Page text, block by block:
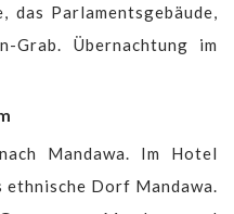
das Parlamentsgebäude,
Grab. Übernachtung im
Mandawa. Im Hotel
ethnische Dorf Mandawa.